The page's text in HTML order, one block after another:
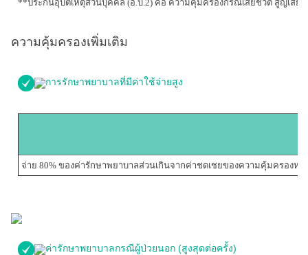
**ประกันอุบัติเหตุส่วนบุคคล (อ.บ.2) คือ ความคุ้มครองกรณีเสียชีวิต สูญเสีย
ความคุ้มครองเพิ่มเติม
การรักษาพยาบาลที่มีค่าใช้จ่ายสูง
จ่าย 80% ของค่ารักษาพยาบาลส่วนเกินจากค่าชดเชยของความคุ้มครองห
ค่ารักษาพยาบาลกรณีผู้ป่วยนอก (สูงสุดต่อครั้ง)